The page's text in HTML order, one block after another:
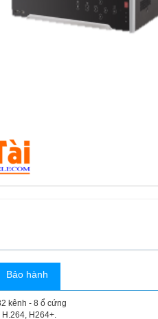
Bảo hành
kênh - 8 ổ cứng
H264+.